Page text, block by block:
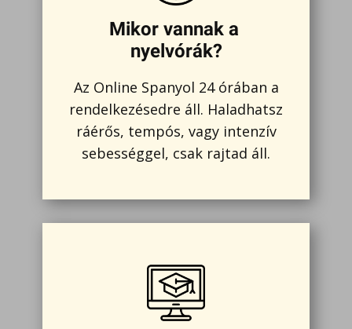
Mikor vannak a
nyelvórák?
Az Online Spanyol 24 órában a
rendelkezésedre áll. Haladhatsz
ráérős, tempós, vagy intenzív
sebességgel, csak rajtad áll.